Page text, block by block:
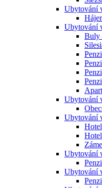
Ubytování
Ubytování
Buly
Ubytování
Ubytování
Ubytování
Ubytování